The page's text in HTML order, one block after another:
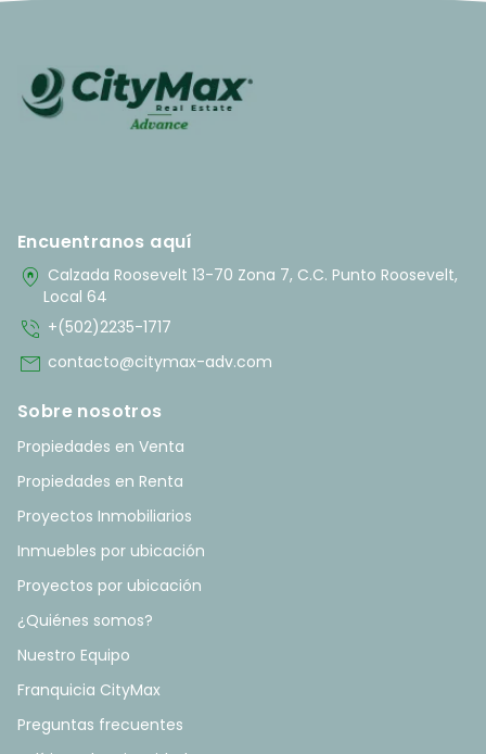
Encuentranos aquí
home_pin Calzada Roosevelt 13-70 Zona 7, C.C. Punto Roosevelt,
Local 64
phone_in_talk +(502)2235-1717
mail contacto@citymax-adv.com
Sobre nosotros
Propiedades en Venta
Propiedades en Renta
Proyectos Inmobiliarios
Inmuebles por ubicación
Proyectos por ubicación
¿Quiénes somos?
Nuestro Equipo
Franquicia CityMax
Preguntas frecuentes